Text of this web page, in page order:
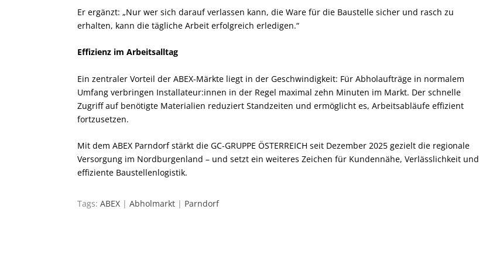
Er ergänzt: „Nur wer sich darauf verlassen kann, die Ware für die Baustelle sicher und rasch zu
erhalten, kann die tägliche Arbeit erfolgreich erledigen.“
Effizienz im Arbeitsalltag
Ein zentraler Vorteil der ABEX-Märkte liegt in der Geschwindigkeit: Für Abholaufträge in normalem
Umfang verbringen Installateur:innen in der Regel maximal zehn Minuten im Markt. Der schnelle
Zugriff auf benötigte Materialien reduziert Standzeiten und ermöglicht es, Arbeitsabläufe effizient
fortzusetzen.
Mit dem ABEX Parndorf stärkt die GC-GRUPPE ÖSTERREICH seit Dezember 2025 gezielt die regionale
Versorgung im Nordburgenland – und setzt ein weiteres Zeichen für Kundennähe, Verlässlichkeit und
effiziente Baustellenlogistik.
Tags: ABEX | Abholmarkt | Parndorf